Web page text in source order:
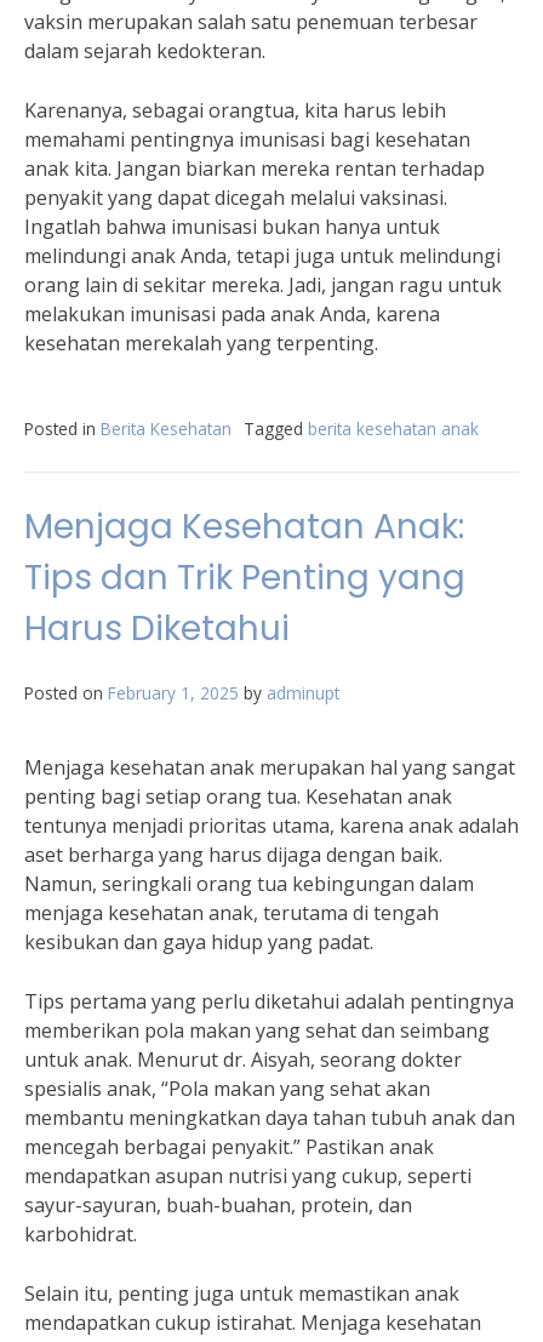
vaksin merupakan salah satu penemuan terbesar
dalam sejarah kedokteran.
Karenanya, sebagai orangtua, kita harus lebih
memahami pentingnya imunisasi bagi kesehatan
anak kita. Jangan biarkan mereka rentan terhadap
penyakit yang dapat dicegah melalui vaksinasi.
Ingatlah bahwa imunisasi bukan hanya untuk
melindungi anak Anda, tetapi juga untuk melindungi
orang lain di sekitar mereka. Jadi, jangan ragu untuk
melakukan imunisasi pada anak Anda, karena
kesehatan merekalah yang terpenting.
Posted in Berita Kesehatan Tagged berita kesehatan anak
Menjaga Kesehatan Anak:
Tips dan Trik Penting yang
Harus Diketahui
Posted on February 1, 2025 by adminupt
Menjaga kesehatan anak merupakan hal yang sangat
penting bagi setiap orang tua. Kesehatan anak
tentunya menjadi prioritas utama, karena anak adalah
aset berharga yang harus dijaga dengan baik.
Namun, seringkali orang tua kebingungan dalam
menjaga kesehatan anak, terutama di tengah
kesibukan dan gaya hidup yang padat.
Tips pertama yang perlu diketahui adalah pentingnya
memberikan pola makan yang sehat dan seimbang
untuk anak. Menurut dr. Aisyah, seorang dokter
spesialis anak, “Pola makan yang sehat akan
membantu meningkatkan daya tahan tubuh anak dan
mencegah berbagai penyakit.” Pastikan anak
mendapatkan asupan nutrisi yang cukup, seperti
sayur-sayuran, buah-buahan, protein, dan
karbohidrat.
Selain itu, penting juga untuk memastikan anak
mendapatkan cukup istirahat. Menjaga kesehatan